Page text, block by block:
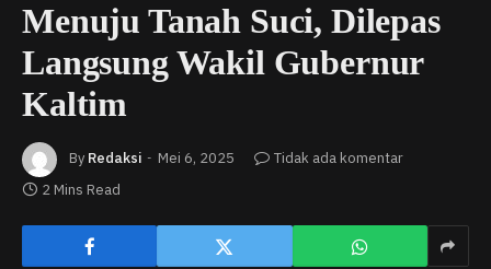
Menuju Tanah Suci, Dilepas
Langsung Wakil Gubernur
Kaltim
By Redaksi Mei 6, 2025
Tidak ada komentar
2 Mins Read